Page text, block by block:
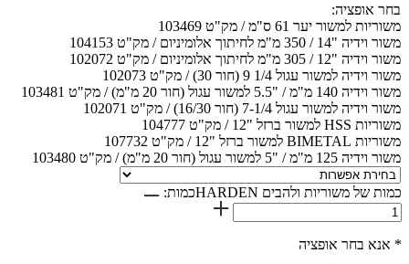
בחר אופציה:
משוריות למשור יער 61 ס"מ / מק"ט 103469
משור וידיה "14 / 350 מ"מ לחיתוך אלומיניום / מק"ט 104153
משור וידיה "12 / 305 מ"מ לחיתוך אלומיניום / מק"ט 102072
משור וידיה למשור עגול 1/4 9 (חור 30) / מק"ט 102073
משור וידיה 140 מ"מ / "5.5 למשור עגול (חור 20 מ"מ) / מק"ט 103481
משור וידיה למשור עגול 7-1/4 (חור 16/30) / מק"ט 102071
משוריות HSS למשור ברזל "12 / מק"ט 104777
משוריות BIMETAL למשור ברזל "12 / מק"ט 107732
משור וידיה 125 מ"מ / "5 למשור עגול (חור 20 מ"מ) / מק"ט 103480
כמות של משוריות ולהבים HARDEN כמות:
* אנא בחר אופציה